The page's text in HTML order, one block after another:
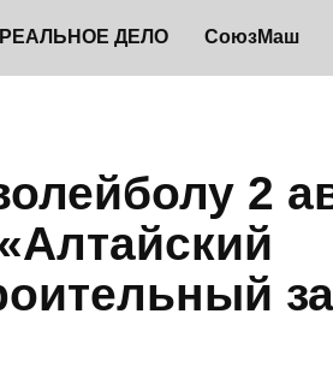
РЕАЛЬНОЕ ДЕЛО СоюзМаш
2